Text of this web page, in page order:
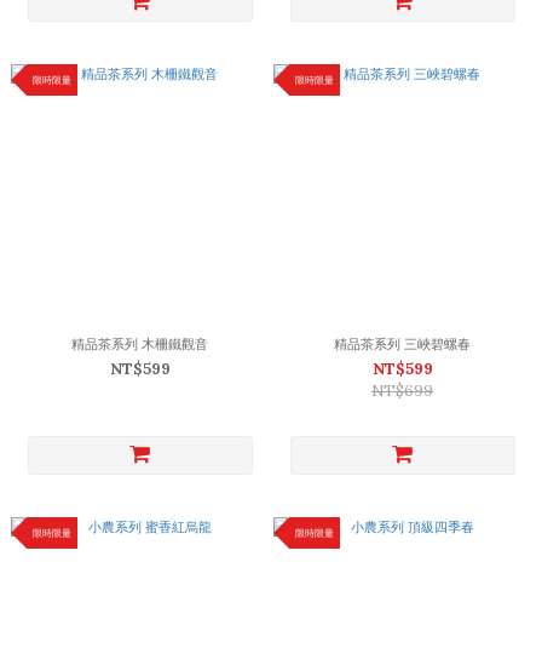
限時限量
精品茶系列 木柵鐵觀音
NT$599
限時限量
精品茶系列 三峽碧螺春
NT$599
NT$699
限時限量 限時限量